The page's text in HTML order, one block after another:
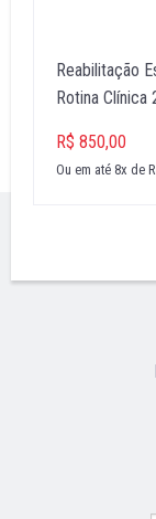
Reabilitação
Rotina Clínica
R$ 850,00
Ou em até 8x de